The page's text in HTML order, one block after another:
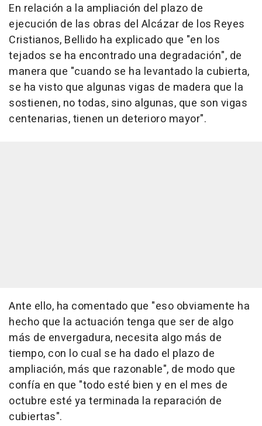
En relación a la ampliación del plazo de
ejecución de las obras del Alcázar de los Reyes
Cristianos, Bellido ha explicado que "en los
tejados se ha encontrado una degradación", de
manera que "cuando se ha levantado la cubierta,
se ha visto que algunas vigas de madera que la
sostienen, no todas, sino algunas, que son vigas
centenarias, tienen un deterioro mayor".
Ante ello, ha comentado que "eso obviamente ha
hecho que la actuación tenga que ser de algo
más de envergadura, necesita algo más de
tiempo, con lo cual se ha dado el plazo de
ampliación, más que razonable", de modo que
confía en que "todo esté bien y en el mes de
octubre esté ya terminada la reparación de
cubiertas".